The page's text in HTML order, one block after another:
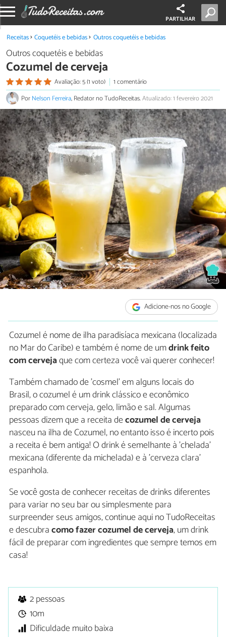
PARTILHAR
Receitas Coquetéis e bebidas Outros coquetéis e bebidas
Outros coquetéis e bebidas
Cozumel de cerveja
Avaliação: 5 (1 voto)
1 comentário
PorNelson Ferreira, Redator no TudoReceitas.Atualizado: 1 fevereiro 2021
Adicione-nos no Google
Cozumel é nome de ilha paradisíaca mexicana (localizada
no Mar do Caribe) e também é nome de umdrink feito
com cervejaque com certeza você vai querer conhecer!
Também chamado de 'cosmel' em alguns locais do
Brasil, o cozumel é um drink clássico e econômico
preparado com cerveja, gelo, limão e sal. Algumas
pessoas dizem que a receita decozumel de cerveja
nasceu na ilha de Cozumel, no entanto isso é incerto pois
a receita é bem antiga! O drink é semelhante à 'chelada'
mexicana (diferente da michelada) e à 'cerveza clara'
espanhola.
Se você gosta de conhecer receitas de drinks diferentes
para variar no seu bar ou simplesmente para
surpreender seus amigos, continue aqui no TudoReceitas
e descubracomo fazer cozumel de cerveja, um drink
fácil de preparar com ingredientes que sempre temos em
casa!
2 pessoas
10m
Dificuldade muito baixa